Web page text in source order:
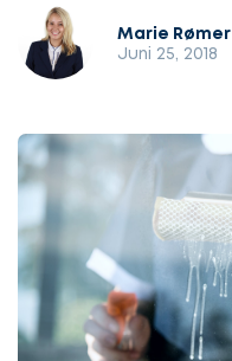
Marie Rømer
Juni 25, 2018